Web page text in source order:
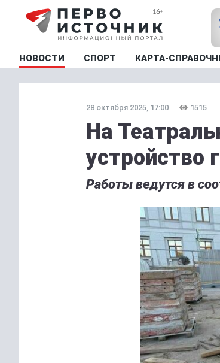
НОВОСТИ СПОРТ КАРТА-
28 октября 2025, 17:00 1515
На
устройство
Работы ведутся в